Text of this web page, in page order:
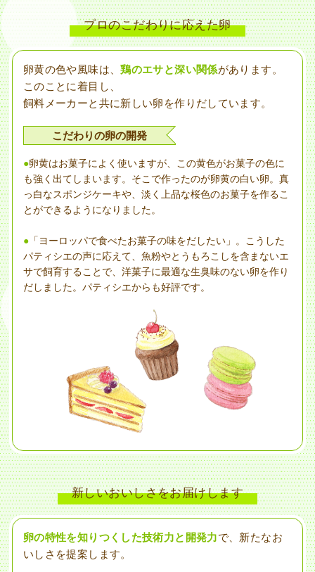
プロのこだわりに応えた卵
卵黄の色や風味は、鶏のエサと深い関係があります。
このことに着目し、
飼料メーカーと共に新しい卵を作りだしています。
こだわりの卵の開発
卵黄はお菓子によく使いますが、この黄色がお菓子の色に
も強く出てしまいます。そこで作ったのが卵黄の白い卵。真
っ白なスポンジケーキや、淡く上品な桜色のお菓子を作るこ
とができるようになりました。
「ヨーロッパで食べたお菓子の味をだしたい」。こうした
パティシエの声に応えて、魚粉やとうもろこしを含まないエ
サで飼育することで、洋菓子に最適な生臭味のない卵を作り
だしました。パティシエからも好評です。
新しいおいしさをお届けします
卵の特性を知りつくした技術力と開発力で、新たなお
いしさを提案します。